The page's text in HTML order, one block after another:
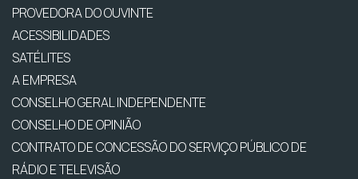
PROVEDORA DO OUVINTE
ACESSIBILIDADES
SATÉLITES
A EMPRESA
CONSELHO GERAL INDEPENDENTE
CONSELHO DE OPINIÃO
CONTRATO DE CONCESSÃO DO SERVIÇO PÚBLICO DE
RÁDIO E TELEVISÃO